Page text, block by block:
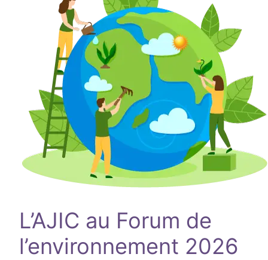
L’AJIC au Forum de
l’environnement 2026